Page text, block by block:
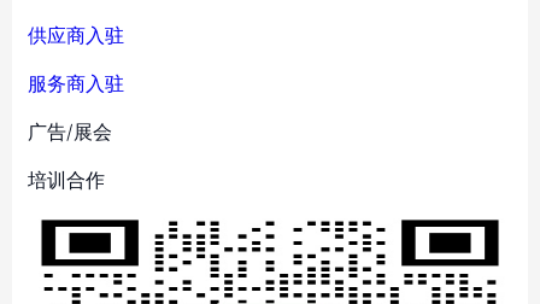
供应商入驻
服务商入驻
广告/展会
培训合作